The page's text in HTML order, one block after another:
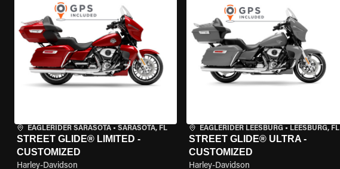
EAGLERIDER SARASOTA • SARASOTA, FL
STREET GLIDE® LIMITED -
CUSTOMIZED
Harley-Davidson
EAGLERIDER LEESBURG• LEESBURG, FL
STREET GLIDE® ULTRA -
CUSTOMIZED
Harley-Davidson